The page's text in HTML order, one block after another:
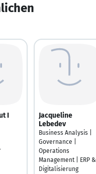
I
Jacqueline
Lebedev
Business Analysis |
Governance |
Operations
Management | ERP &
Digitalisierung